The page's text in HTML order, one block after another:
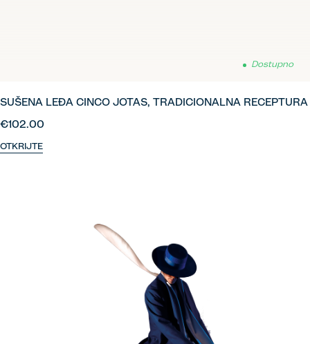
Dostupno
SUŠENA LEĐA CINCO JOTAS, TRADICIONALNA RECEPTURA
€102.00
OTKRIJTE